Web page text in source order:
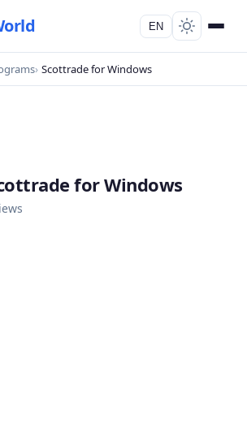
EN
Scottrade for Windows
for Windows